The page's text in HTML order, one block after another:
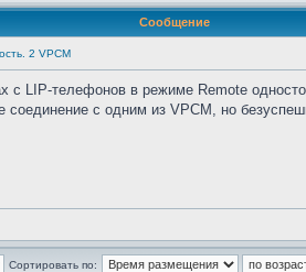
Сообщение
2 VPCM
с LIP-телефонов в режиме Remote
соединение с одним из VPCM, но
Сортировать по: